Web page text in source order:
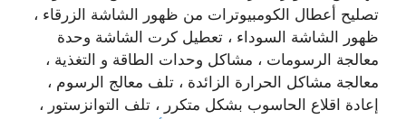
تصليح أعطال الكومبيوترات من ظهور الشاشة الزرقاء ،
ظهور الشاشة السوداء ، تعطيل كرت الشاشة وحدة
معالجة الرسومات ، مشاكل وحدات الطاقة و التغذية ،
معالجة مشاكل الحرارة الزائدة ، تلف معالج الرسوم ،
إعادة اقلاع الحاسوب بشكل متكرر ، تلف التوانزستور ،